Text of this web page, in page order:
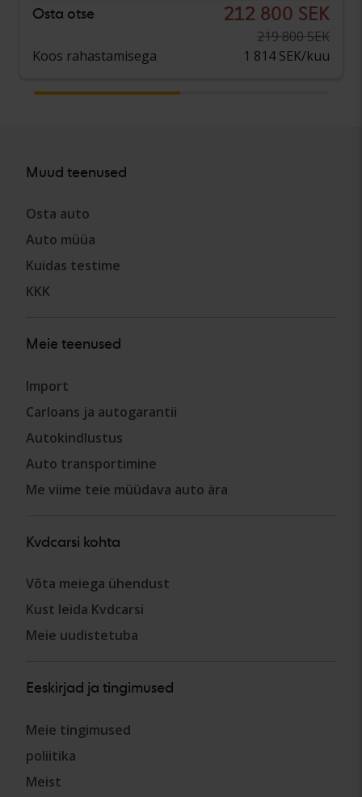
Osta otse 212 800 SEK
219 800 SEK
Koos rahastamisega
1 814 SEK/kuu
Muud teenused
Osta auto
Auto müüa
Kuidas testime
KKK
Meie teenused
Import
Carloans ja autogarantii
Autokindlustus
Auto transportimine
Me viime teie müüdava auto ära
Kvdcarsi kohta
Võta meiega ühendust
Kust leida Kvdcarsi
Meie uudistetuba
Eeskirjad ja tingimused
Meie tingimused
poliitika
Meist